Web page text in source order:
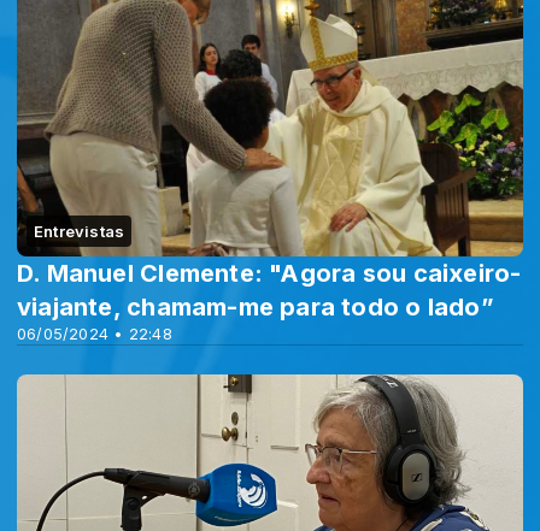
Entrevistas
06/05/2024 • 22:48
D. Manuel Clemente: "Agora sou caixeiro-
viajante, chamam-me para todo o lado”